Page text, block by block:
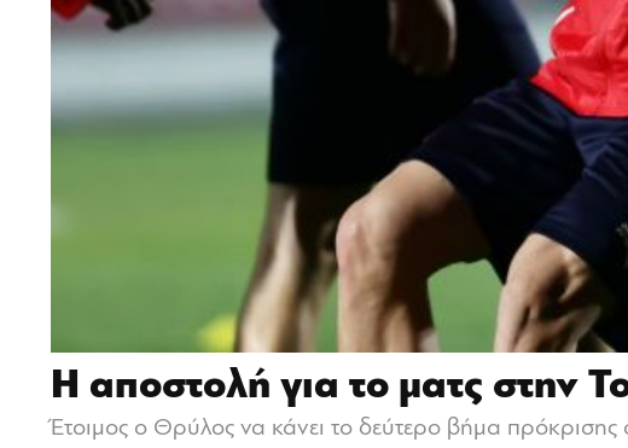
Η αποστολή για το ματς στην
Έτοιμος ο Θρύλος να κάνει το δεύτερο βήμα